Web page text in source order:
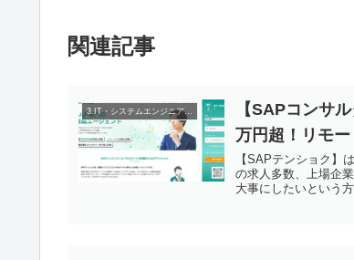
関連記事
3.IT・システムエンジニアの転職
【SAPコンサ
万円超！リモー
【SAPテンショク】
の求人多数、上場企
大事にしたいという